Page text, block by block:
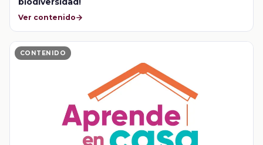
Ver contenido
CONTENIDO